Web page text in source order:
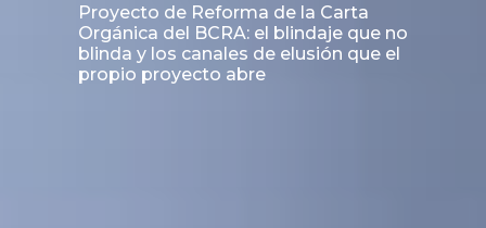
Proyecto de Reforma de la Carta
Orgánica del BCRA: el blindaje que no
blinda y los canales de elusión que el
propio proyecto abre